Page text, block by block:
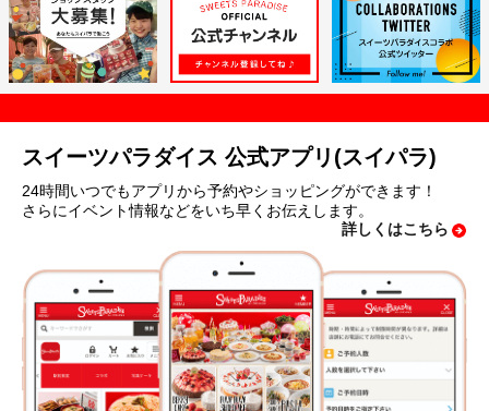
スイーツパラダイス 公式アプリ(スイパラ)
24時間いつでもアプリから予約やショッピングができます！
さらにイベント情報などをいち早くお伝えします。
詳しくはこちら